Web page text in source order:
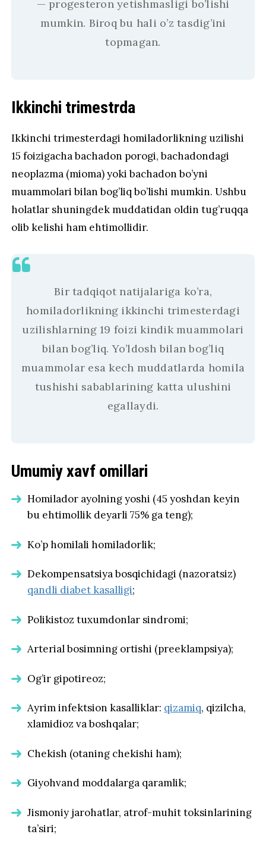
— progesteron yetishmasligi bo’lishi
mumkin. Biroq bu hali o’z tasdig’ini
topmagan.
Ikkinchi trimestrda
Ikkinchi trimesterdagi homiladorlikning uzilishi
15 foizigacha bachadon porogi, bachadondagi
neoplazma (mioma) yoki bachadon bo’yni
muammolari bilan bog’liq bo’lishi mumkin. Ushbu
holatlar shuningdek muddatidan oldin tug’ruqqa
olib kelishi ham ehtimollidir.
Bir tadqiqot natijalariga ko’ra,
homiladorlikning ikkinchi trimesterdagi
uzilishlarning 19 foizi kindik muammolari
bilan bog’liq. Yo’ldosh bilan bog’liq
muammolar esa kech muddatlarda homila
tushishi sabablarining katta ulushini
egallaydi.
Umumiy xavf omillari
Homilador ayolning yoshi (45 yoshdan keyin
bu ehtimollik deyarli 75% ga teng);
Ko’p homilali homiladorlik;
Dekompensatsiya bosqichidagi (nazoratsiz)
qandli diabet kasalligi;
Polikistoz tuxumdonlar sindromi;
Arterial bosimning ortishi (preeklampsiya);
Og’ir gipotireoz;
Ayrim infektsion kasalliklar: qizamiq, qizilcha,
xlamidioz va boshqalar;
Chekish (otaning chekishi ham);
Giyohvand moddalarga qaramlik;
Jismoniy jarohatlar, atrof-muhit toksinlarining
ta’siri;